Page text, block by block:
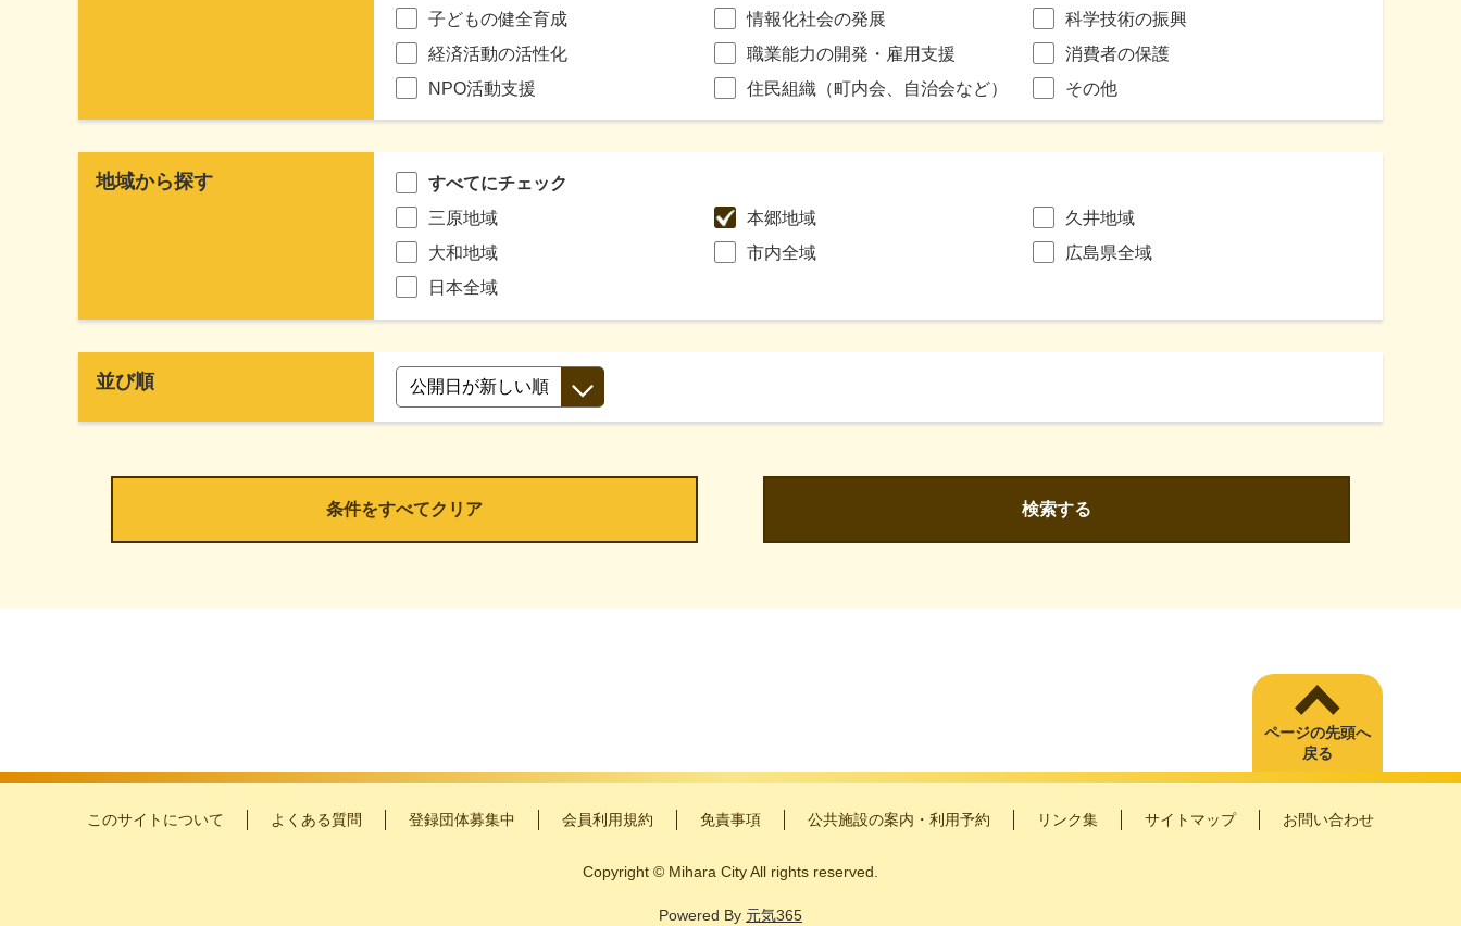
子どもの健全育成
情報化社会の発展
科学技術の振興
経済活動の活性化
職業能力の開発・雇用支援
消費者の保護
NPO活動支援
住民組織（町内会、自治会など） その他
地域から探す
すべてにチェック
三原地域
本郷地域
久井地域
大和地域
市内全域
広島県全域
日本全域
並び順
検索する
ページの先頭へ
戻る
このサイトについて よくある質問 登録団体募集中 会員利用規約 免責事項 公共施設の案内・利用予約 リンク集 サイトマップ お問い合わせ
Copyright © Mihara City All rights reserved.
Powered By 元気365